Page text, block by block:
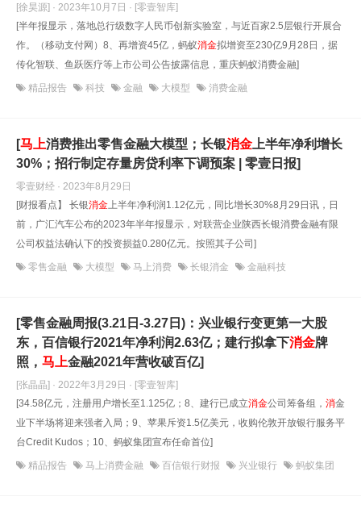
[徐昊源] · 2023年10月7日 · [零壹智库]
[半年报显示，落地总行级数字人民币创新实验室，与近百家2.5层银行开展合
作。（移动支付网）8、再增资45亿，蚂蚁消金拟增资至230亿9月28日，据
传化智联、鱼跃医疗等上市公司公告披露信息，重庆蚂蚁消费金融]
精品报告 科技 金融 大模型 消费金融
[马上消费推出零售金融大模型；长银消金 上半年净利增长
30%；招行制定存量房贷利率下调预案 | 零壹日报]
零壹财经 · 2023年8月29日
[财报看点】 长银消金上半年净利润1.12亿元，同比增长30%8月29日讯，日
前，广汇汽车公布的2023年半年报显示，对联营企业陕西长银消费金融有限
公司权益法确认下的投资损益0.280亿元。按照其子公司]
零售金融 大模型 马上消费 长银消金 金融科技
[零售金融周报(3.21日-3.27日)：兴业银行变更第一大股
东，百信银行2021年净利润2.63亿；建行拟拿下消金牌
照， 马上金融2021年营收破百亿]
[张晶晶] · 2022年3月29日 · [零壹智库]
[34.58亿元，注册用户增长至1.125亿；8、建行已成立消金公司筹备组， 消金
业下半场将迎来强者入局；9、苹果斥资1.5亿美元，收购伦敦开放银行服务平
台Credit Kudos；10、蚂蚁集团宣布任命首位]
精品报告 马上消费金融 百信银行财报 兴业银行 蚂蚁集团